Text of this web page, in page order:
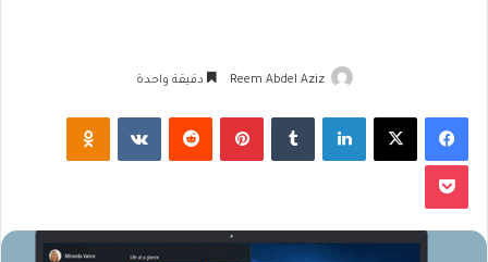
Reem Abdel Aziz دقيقة واحدة
فيسبوك لينكدإن بينتيريست